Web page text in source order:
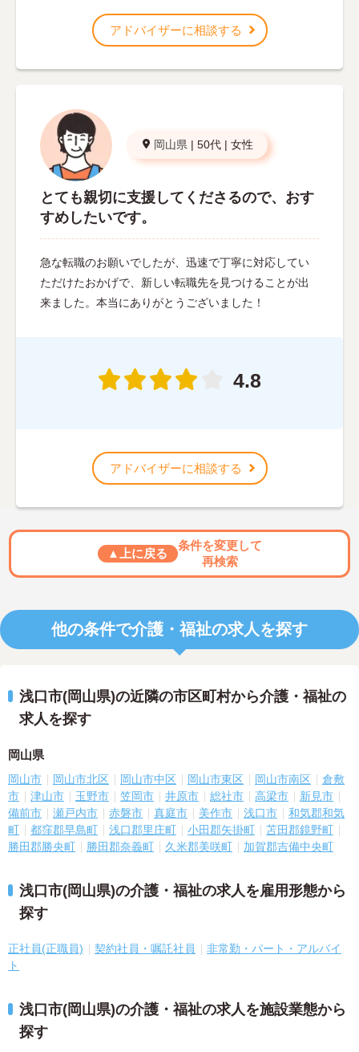
アドバイザーに相談する
岡山県 | 50代 | 女性
とても親切に支援してくださるので、おす
すめしたいです。
急な転職のお願いでしたが、迅速で丁寧に対応してい
ただけたおかげで、新しい転職先を見つけることが出
来ました。本当にありがとうございました！
4.8
アドバイザーに相談する
▲上に戻る
条件を変更して
再検索
他の条件で介護・福祉の求人を探す
浅口市(岡山県)の近隣の市区町村から介護・福祉の
求人を探す
岡山県
岡山市 岡山市北区 岡山市中区 岡山市東区 岡山市南区
倉敷
市
津山市 玉野市 笠岡市 井原市 総社市 高梁市
新見市
備前市
瀬戸内市 赤磐市 真庭市 美作市 浅口市
和気郡和気
町
都窪郡早島町 浅口郡里庄町 小田郡矢掛町
苫田郡鏡野町
勝田郡勝央町
勝田郡奈義町 久米郡美咲町 加賀郡吉備中央町
浅口市(岡山県)の介護・福祉の求人を雇用形態から
探す
正社員(正職員) 契約社員・嘱託社員
非常勤・パート・アルバイ
ト
浅口市(岡山県)の介護・福祉の求人を施設業態から
探す